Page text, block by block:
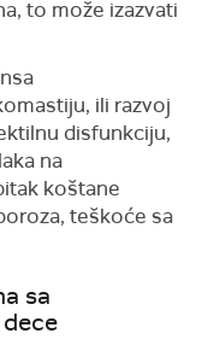
to može izazvati
ili razvoj
disfunkciju,
na
koštane
teškoće sa
sa